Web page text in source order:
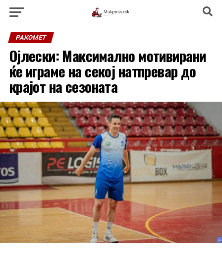
РАКОМЕТ
Ојлески: Максимално мотивирани
ќе играме на секој натпревар до
крајот на сезоната